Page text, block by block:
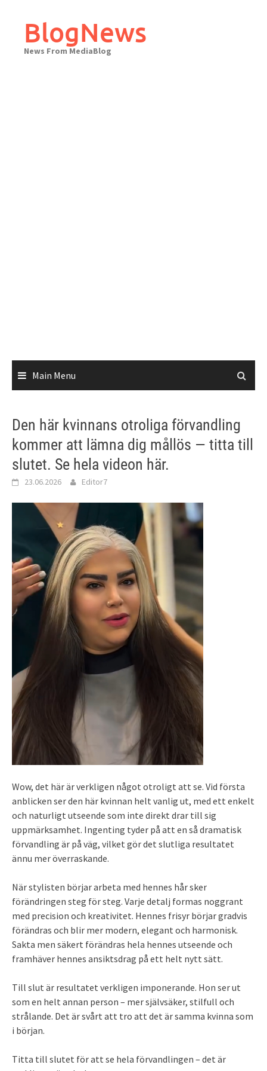
contentBlogNews
News From MediaBlog
Main Menu
Den här kvinnans otroliga förvandling
kommer att lämna dig mållös — titta till
slutet. Se hela videon här.
23.06.2026 Editor7
Wow, det här är verkligen något otroligt att se. Vid första
anblicken ser den här kvinnan helt vanlig ut, med ett enkelt
och naturligt utseende som inte direkt drar till sig
uppmärksamhet. Ingenting tyder på att en så dramatisk
förvandling är på väg, vilket gör det slutliga resultatet
ännu mer överraskande.
När stylisten börjar arbeta med hennes hår sker
förändringen steg för steg. Varje detalj formas noggrant
med precision och kreativitet. Hennes frisyr börjar gradvis
förändras och blir mer modern, elegant och harmonisk.
Sakta men säkert förändras hela hennes utseende och
framhäver hennes ansiktsdrag på ett helt nytt sätt.
Till slut är resultatet verkligen imponerande. Hon ser ut
som en helt annan person – mer självsäker, stilfull och
strålande. Det är svårt att tro att det är samma kvinna som
i början.
Titta till slutet för att se hela förvandlingen – det är